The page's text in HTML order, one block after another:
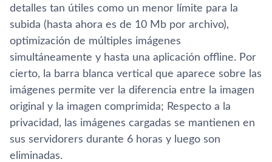
detalles tan útiles como un menor lí­mite para la
subida (hasta ahora es de 10 Mb por archivo),
optimización de múltiples imágenes
simultáneamente y hasta una aplicación offline. Por
cierto, la barra blanca vertical que aparece sobre las
imágenes permite ver la diferencia entre la imagen
original y la imagen comprimida; Respecto a la
privacidad, las imágenes cargadas se mantienen en
sus servidorers durante 6 horas y luego son
eliminadas.